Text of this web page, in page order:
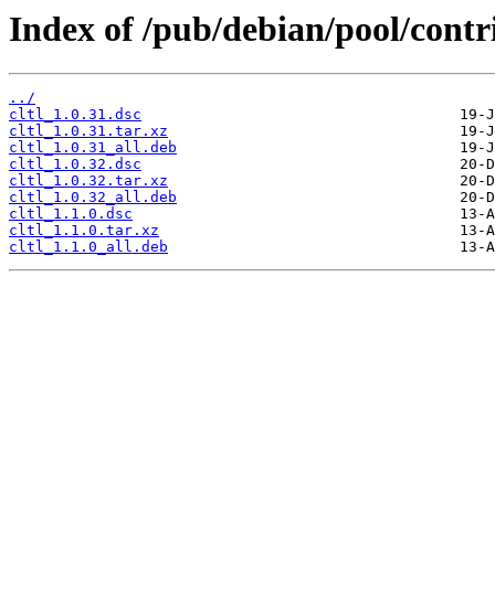
Index of /pub/debian/pool/
../
cltl_1.0.31.dsc
cltl_1.0.31.tar.xz
cltl_1.0.31_all.deb
cltl_1.0.32.dsc
cltl_1.0.32.tar.xz
cltl_1.0.32_all.deb
cltl_1.1.0.dsc
cltl_1.1.0.tar.xz
cltl_1.1.0_all.deb